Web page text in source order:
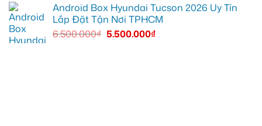
Android Box Hyundai Tucson 2026 Uy Tín
Lắp Đặt Tận Nơi TPHCM
6.500.000₫ 5.500.000₫